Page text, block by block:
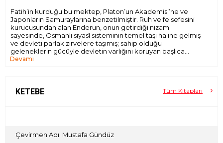
Fatih’in kurduğu bu mektep, Platon’un Akademisi’ne ve
Japonların Samuraylarına benzetilmiştir. Ruh ve felsefesini
kurucusundan alan Enderun, onun getirdiği nizam
sayesinde, Osmanlı siyasî sisteminin temel taşı haline gelmiş
ve devleti parlak zirvelere taşımış; sahip olduğu
geleneklerin gücüyle devletin varlığını koruyan başlıca
unsurlardan biri olmuştur. Osmanlı siyaset ve eğitim tarihi
doğal ömrünü aşarak varlığını sürdürmesini sağlayan en
birincil Batılı ve Osmanlı kaynaklarından hazırladığı bu
özgün araştırmada Fatih’in dehası yanında, Enderun
Devamı
KETEBE Tüm Kitapları
Çevirmen Adı: Mustafa Gündüz